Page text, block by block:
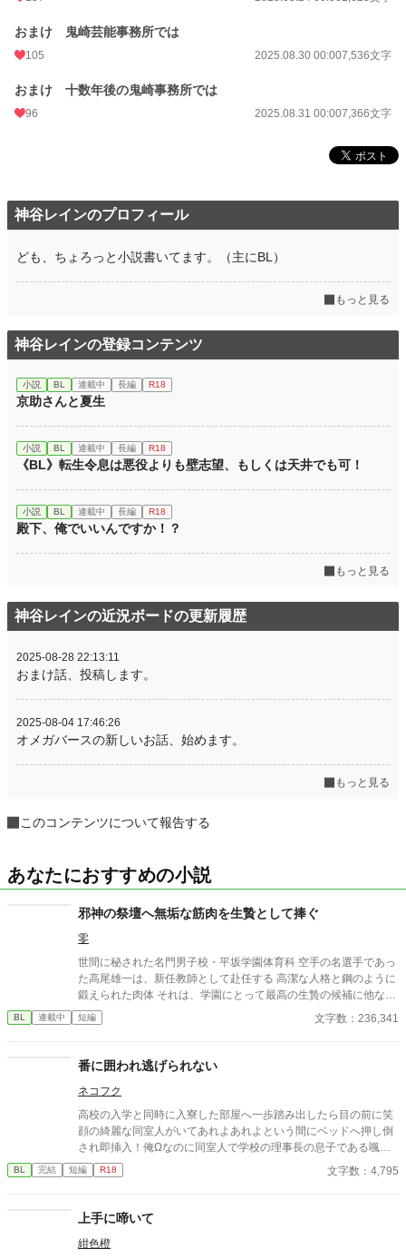
おまけ 鬼崎芸能事務所では
105 2025.08.30 00:007,536文字
おまけ 十数年後の鬼崎事務所では
96 2025.08.31 00:007,366文字
神谷レインのプロフィール
ども、ちょろっと小説書いてます。（主にBL）
もっと見る
神谷レインの登録コンテンツ
小説 BL 連載中 長編 R18
京助さんと夏生
小説 BL 連載中 長編 R18
《BL》転生令息は悪役よりも壁志望、もしくは天井でも可！
小説 BL 連載中 長編 R18
殿下、俺でいいんですか！？
もっと見る
神谷レインの近況ボードの更新履歴
2025-08-28 22:13:11
おまけ話、投稿します。
2025-08-04 17:46:26
オメガバースの新しいお話、始めます。
もっと見る
このコンテンツについて報告する
あなたにおすすめの小説
邪神の祭壇へ無垢な筋肉を生贄として捧ぐ
零
世間に秘された名門男子校・平坂学園体育科 空手の名選手であっ
た高尾雄一は、新任教師として赴任する 高潔な人格と鋼のように
鍛えられた肉体 それは、学園にとって最高の生贄の候補に他なら
なかった 至高の筋肉を持つ、精神を削られ意志をなくした青年を
太古の神に捧げるため、“水”、“風”、“土”の信奉者達が暗躍する 意
校で繰り広げられるダークファンタジー
BL 連載中 短編 文字数：236,341
番に囲われ逃げられない
ネコフク
高校の入学と同時に入寮した部屋へ一歩踏み出したら目の前に笑
顔の綺麗な同室人がいてあれよあれよという間にベッドへ押し倒
され即挿入！俺Ωなのに同室人で学校の理事長の息子である颯人
と一緒にα寮で生活する事に。「ヒートが来たら噛むから」と宣
言され有言実行され番に。そんなヤベェ奴に捕まったΩとヤベェα
も囲い込もうとする攻めです。オメガバース。
BL 完結 短編 R18 文字数：4,795
上手に啼いて
紺色橙